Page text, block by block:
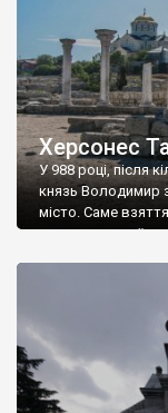
Херсонес
У 988 році, після
князь Володимир
місто. Саме
диктувати свої
Херсонесі
А потім було